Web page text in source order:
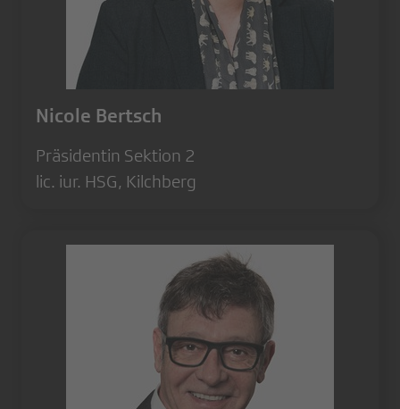
Nicole Bertsch
Präsidentin Sektion 2
lic. iur. HSG, Kilchberg